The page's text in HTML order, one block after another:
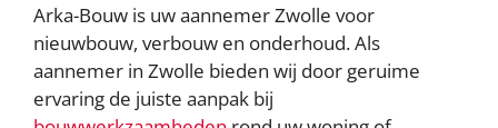
Arka-Bouw is uw aannemer Zwolle voor
nieuwbouw, verbouw en onderhoud. Als
aannemer in Zwolle bieden wij door geruime
ervaring de juiste aanpak bij
AFWIJZEN AANPASSEN
ACCEPTEER ALLES